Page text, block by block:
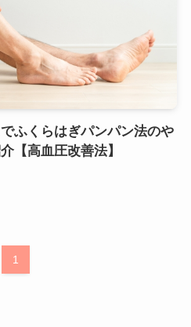
ふくらはぎパンパン法のや
【高血圧改善法】
1